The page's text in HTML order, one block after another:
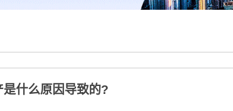
什么原因导致的?